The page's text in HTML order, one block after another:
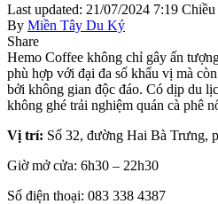
Last updated: 21/07/2024 7:19 Chiều
By Miền Tây Du Ký
Share
Hemo Coffee không chỉ gây ấn
phù hợp với đại đa số khẩu vị mà
bởi không gian độc đáo. Có dịp du
không ghé trải nghiệm quán cà phê
Vị trí: Số 32, đường Hai Bà Trưng,
Giờ mở cửa: 6h30 – 22h30
Số điện thoại: 083 338 4387